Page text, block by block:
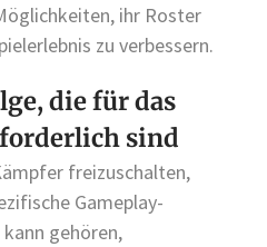
ihr Roster
zu verbessern.
die für das
sind
freizuschalten,
Gameplay-
gehören,